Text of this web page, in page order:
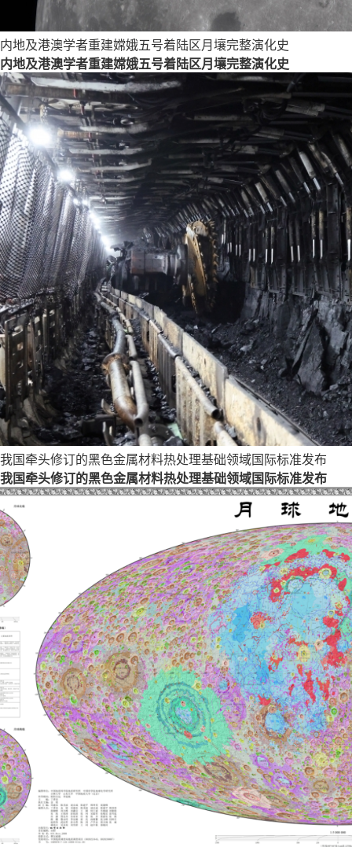
内地及港澳学者重建嫦娥五号着陆区月壤完整演化史
内地及港澳学者重建嫦娥五号着陆区月壤完整演化史
我国牵头修订的黑色金属材料热处理基础领域国际标准发布
我国牵头修订的黑色金属材料热处理基础领域国际标准发布